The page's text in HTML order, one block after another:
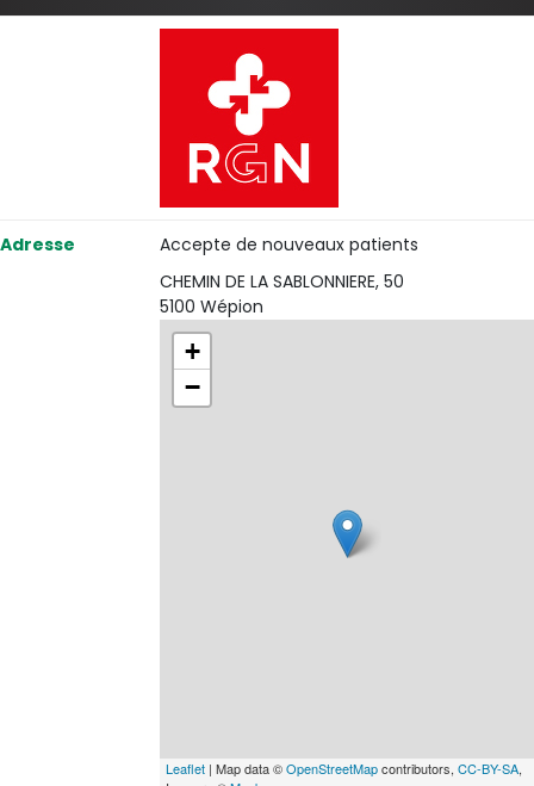
Adresse
Accepte de nouveaux patients
CHEMIN DE LA SABLONNIERE, 50
5100 Wépion
+
−
Leaflet | Map data ©OpenStreetMapcontributors,CC-BY-SA,